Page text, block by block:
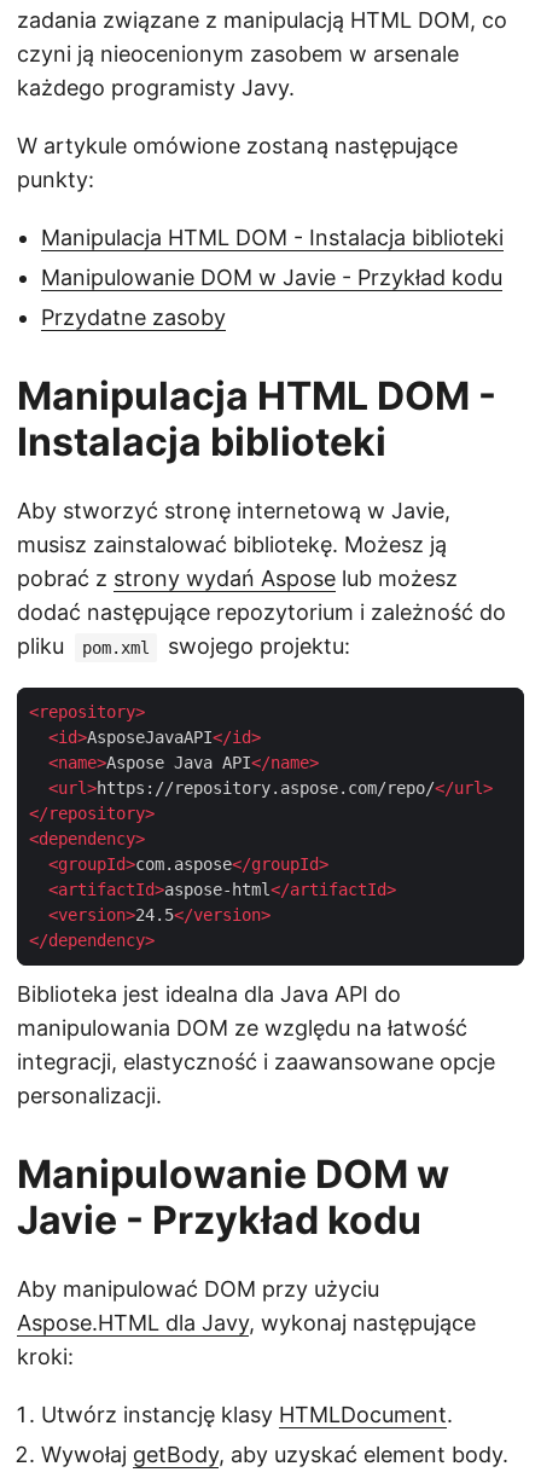
zadania związane z manipulacją HTML DOM, co
czyni ją nieocenionym zasobem w arsenale
każdego programisty Javy.
W artykule omówione zostaną następujące
punkty:
Manipulacja HTML DOM - Instalacja biblioteki
Manipulowanie DOM w Javie - Przykład kodu
Przydatne zasoby
Manipulacja HTML DOM -
Instalacja biblioteki
Aby stworzyć stronę internetową w Javie,
musisz zainstalować bibliotekę. Możesz ją
pobrać z strony wydań Aspose lub możesz
dodać następujące repozytorium i zależność do
pliku
pom.xml swojego projektu:
<repository>
<id>AsposeJavaAPI</id>
<name>Aspose Java API</name>
<url>https://repository.aspose.com/repo/</url>
</repository>
<dependency>
<groupId>com.aspose</groupId>
<artifactId>aspose-html</artifactId>
<version>24.5</version>
</dependency>
Biblioteka jest idealna dla Java API do
manipulowania DOM ze względu na łatwość
integracji, elastyczność i zaawansowane opcje
personalizacji.
Manipulowanie DOM w
Javie - Przykład kodu
Aby manipulować DOM przy użyciu
Aspose.HTML dla Javy, wykonaj następujące
kroki:
Utwórz instancję klasy HTMLDocument.
Wywołaj getBody, aby uzyskać element body.